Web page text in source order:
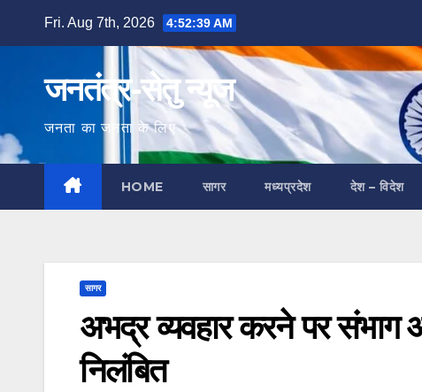
Fri. Aug 7th, 2026 4:52:40 AM
जनतंत्र-सेतु न्यूज
जनता का जनता के लिए
HOME सागर मध्यप्रदेश देश – विदेश
सागर
अभद्र व्यवहार करने पर
निलंबित